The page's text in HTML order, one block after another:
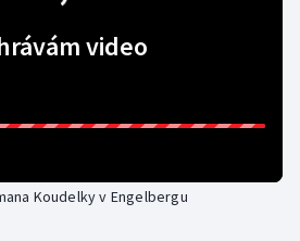
video
Koudelky v Engelbergu